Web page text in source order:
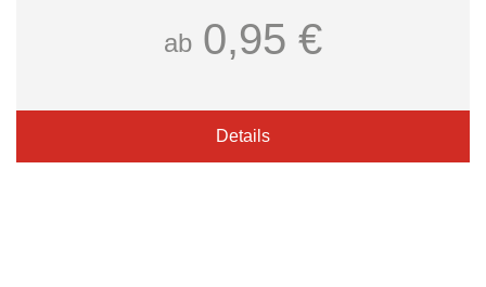
ab 0,95 €
Details